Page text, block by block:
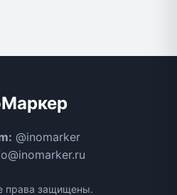
@inomarker
права защищены.